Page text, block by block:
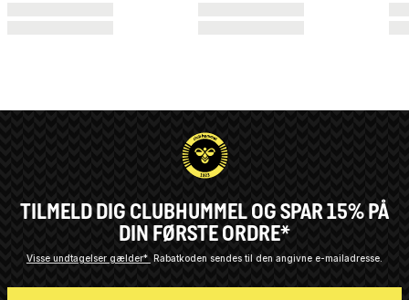
TILMELD DIG CLUBHUMMEL OG SPAR 15% PÅ
DIN FØRSTE ORDRE*
Visse undtagelser gælder* Rabatkoden sendes til den angivne e-mailadresse.